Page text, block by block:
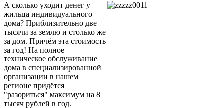
А сколько уходит денег у
жильца индивидуального
дома? Приблизительно две
тысячи за землю и столько же
за дом. Причём эта стоимость
за год! На полное
техническое обслуживание
дома в специализированной
организации в нашем
регионе придётся
"разориться" максимум на 8
тысяч рублей в год.